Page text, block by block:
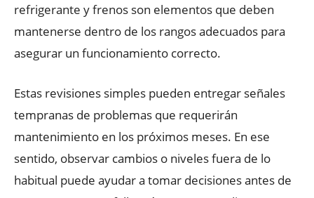
refrigerante y frenos son elementos que deben
mantenerse dentro de los rangos adecuados para
asegurar un funcionamiento correcto.
Estas revisiones simples pueden entregar señales
tempranas de problemas que requerirán
mantenimiento en los próximos meses. En ese
sentido, observar cambios o niveles fuera de lo
habitual puede ayudar a tomar decisiones antes de